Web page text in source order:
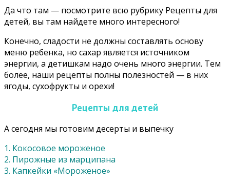
Да что там — посмотрите всю рубрику Рецепты для
детей, вы там найдете много интересного!
Конечно, сладости не должны составлять основу
меню ребенка, но сахар является источником
энергии, а детишкам надо очень много энергии. Тем
более, наши рецепты полны полезностей — в них
ягоды, сухофрукты и орехи!
Рецепты для детей
А сегодня мы готовим десерты и выпечку
1. Кокосовое мороженое
2. Пирожные из марципана
3. Капкейки «Мороженое»